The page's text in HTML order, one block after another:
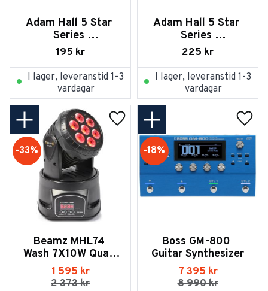
Adam Hall 5 Star
Series
Högtalarkabel
195 kr
I lager, leveranstid 1-3
vardagar
Adam Hall 5 Star
Series
Högtalarkabel
225 kr
I lager, leveranstid 1-3
vardagar
Beamz MHL74
Wash 7X10W Quad
12CHDMX
1 595 kr
2 373kr
33%
Lägg till i favoriter
Boss GM-800
Guitar Synthesizer
7 395 kr
8 990kr
18%